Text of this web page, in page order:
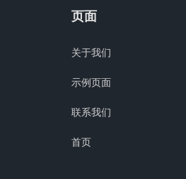
页面
关于我们
示例页面
联系我们
首页